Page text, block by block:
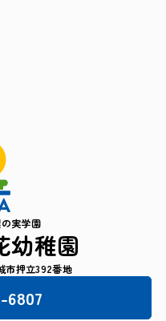
実学園
幼稚園
市押立392番地
6807